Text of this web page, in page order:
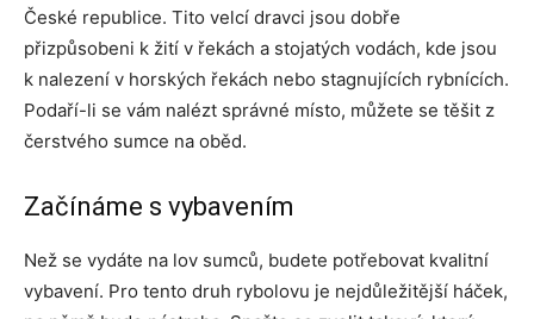
České republice. Tito velcí dravci jsou dobře
přizpůsobeni k žití v řekách a stojatých vodách, kde jsou
k nalezení v horských řekách nebo stagnujících rybnících.
Podaří-li se vám nalézt správné místo, můžete se těšit z
čerstvého sumce na oběd.
Začínáme s vybavením
Než se vydáte na lov sumců, budete potřebovat kvalitní
vybavení. Pro tento druh rybolovu je nejdůležitější háček,